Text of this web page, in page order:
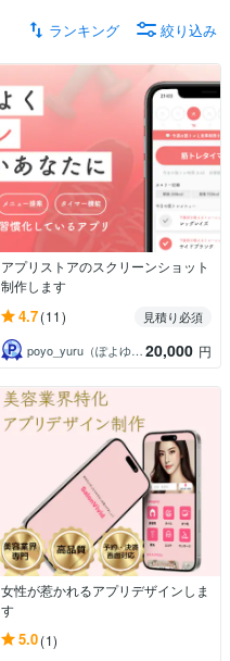
ランキング 絞り込み
アプリストアのスクリーンショット
制作します
4.7(11)
見積り必須
poyo_yuru（ぽよゆる） 20,000 円
女性が惹かれるアプリデザインしま
す
5.0(1)